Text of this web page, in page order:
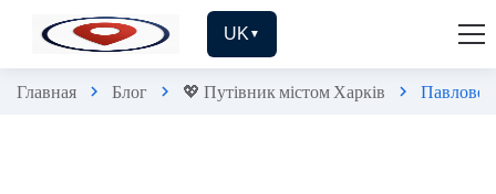
UK ▼
Главная chevron_right Блог chevron_right 💖 Путівник містом Харків chevron_right Павлове